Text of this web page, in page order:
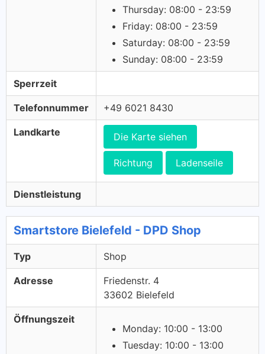
Thursday: 08:00 - 23:59
Friday: 08:00 - 23:59
Saturday: 08:00 - 23:59
Sunday: 08:00 - 23:59
Sperrzeit
Telefonnummer +49 6021 8430
Landkarte Die Karte siehen
Richtung Ladenseile
Dienstleistung
Smartstore Bielefeld - DPD Shop
Typ Shop
Adresse
Friedenstr. 4
33602 Bielefeld
Öffnungszeit
Monday: 10:00 - 13:00
Tuesday: 10:00 - 13:00